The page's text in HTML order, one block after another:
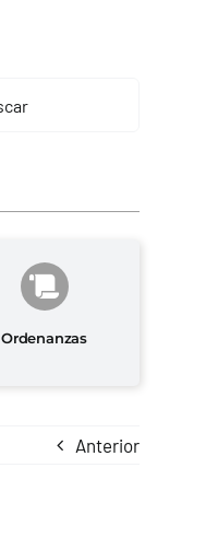
Ordenanzas
Anterior